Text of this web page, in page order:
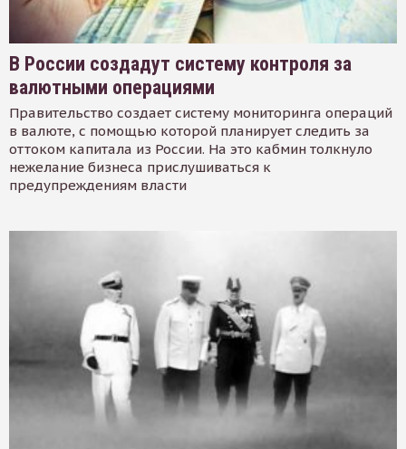
В России создадут систему контроля за
валютными операциями
Правительство создает систему мониторинга операций
в валюте, с помощью которой планирует следить за
оттоком капитала из России. На это кабмин толкнуло
нежелание бизнеса прислушиваться к
предупреждениям власти